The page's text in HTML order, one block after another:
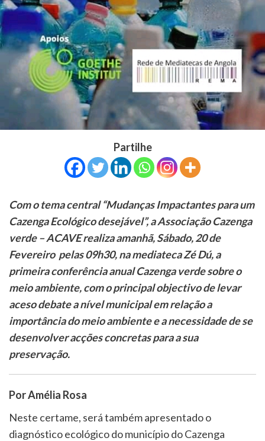
Partilhe
Com o tema central “Mudanças Impactantes para um
Cazenga Ecológico desejável”, a Associação Cazenga
verde – ACAVE realiza amanhã, Sábado, 20 de
Fevereiro pelas 09h30, na mediateca Zé Dú, a
primeira conferência anual Cazenga verde sobre o
meio ambiente, com o principal objectivo de levar
aceso debate a nível municipal em relação a
importância do meio ambiente e a necessidade de se
desenvolver acções concretas para a sua
preservação.
Por Amélia Rosa
Neste certame, será também apresentado o
diagnóstico ecológico do município do Cazenga